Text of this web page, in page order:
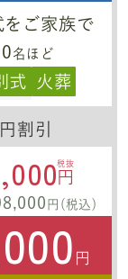
ご家族で
名ほど
式 火葬
割引
税抜
円
円(税込)
円